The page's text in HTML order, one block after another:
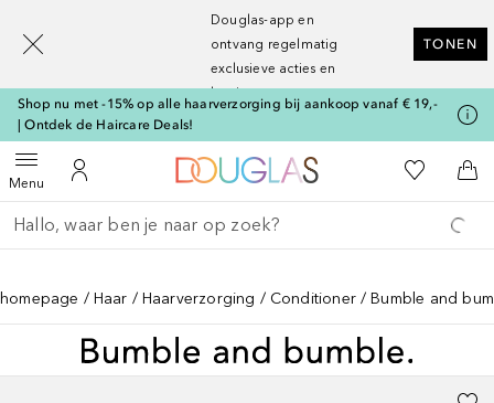
Douglas-app en
ontvang regelmatig
exclusieve acties en
kortingen
TONEN
Shop nu met -15% op alle haarverzorging bij aankoop vanaf € 19,-
| Ontdek de Haircare Deals!
MenuOpen menuNaar Mijn Account
Naar Douglas Home
Naar Mijn
Ga terug
Zoekopdracht uitvoeren
homepage Haar Haarverzorging Conditioner Bumble and
[navigation.slideout.screenreader]